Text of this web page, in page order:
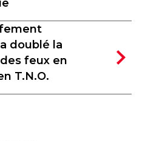
doublé la
feux en
T.N.O.